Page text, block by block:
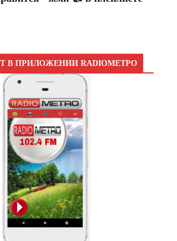
В ПРИЛОЖЕНИИ RADIOМЕТРО